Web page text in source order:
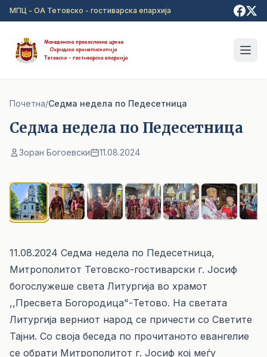
Прејди на главна содржина
МПЦ - ОА Тетовско - гостиварска епархија
Почетна/Седма недела по Педесетница
Седма недела по Педесетница
Зоран Богоевски 11.08.2024
11.08.2024 Седма недела по Педесетница,
Митрополитот Тетовско-гостиварски г. Јосиф
богослужеше света Литургија во храмот
,,Пресвета Богородица"-Тетово. На светата
Литургија верниот народ се причести со Светите
Тајни. Со своја беседа по прочитаното евангелие
се обрати Митрополитот г. Јосиф кој меѓу